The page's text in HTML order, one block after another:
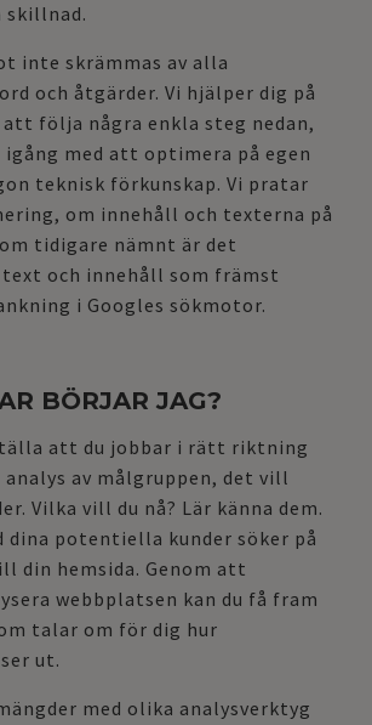
skillnad.
inte skrämmas av alla
och åtgärder. Vi hjälper dig på
att följa några enkla steg nedan,
igång med att optimera på egen
teknisk förkunskap. Vi pratar
om innehåll och texterna på
tidigare nämnt är det
och innehåll som främst
i Googles sökmotor.
BÖRJAR JAG?
att du jobbar i rätt riktning
analys av målgruppen, det vill
Vilka vill du nå? Lär känna dem.
dina potentiella kunder söker på
hemsida. Genom att
webbplatsen kan du få fram
talar om för dig hur
ut.
med olika analysverktyg